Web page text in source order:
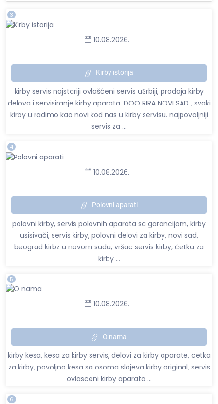
3
10.08.2026.
Kirby istorija
kirby servis najstariji ovlašćeni servis uSrbiji, prodaja kirby
delova i servisiranje kirby aparata. DOO RIRA NOVI SAD , svaki
kirby u radimo kao novi kod nas u kirby servisu. najpovoljniji
servis za ...
4
10.08.2026.
Polovni aparati
polovni kirby, servis polovnih aparata sa garancijom, kirby
usisivači, servis kirby, polovni delovi za kirby, novi sad,
beograd kirbz u novom sadu, vršac servis kirby, četka za
kirby ...
5
10.08.2026.
O nama
kirby kesa, kesa za kirby servis, delovi za kirby aparate, cetka
za kirby, povoljno kesa sa osoma slojeva kirby original, servis
ovlasceni kirby aparata ...
6